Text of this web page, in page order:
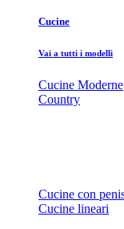
Cucine
Vai a tutti i modelli
Cucine Moderne
Country
Cucine con
Cucine lineari